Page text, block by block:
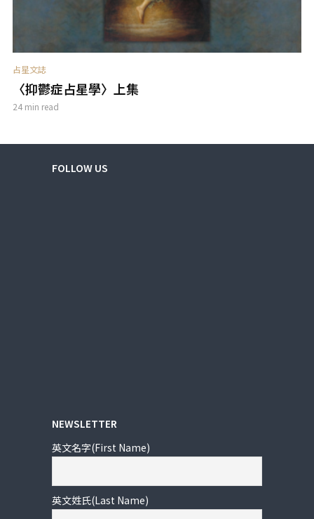
占星文誌
〈抑鬱症占星學〉上集
24 min read
FOLLOW US
NEWSLETTER
英文名字(First Name)
英文姓氏(Last Name)